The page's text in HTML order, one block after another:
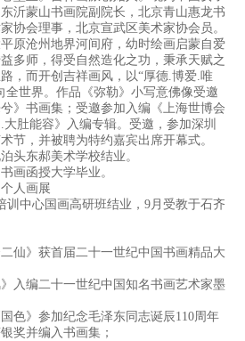
沂蒙山书画院副院长，北京青山惠龙书
协会理事，北京宣武区美术家协会员。
沧州地界河间府，幼时绘画启蒙自爱
多师，得受自然造化之功，秉承天赋之
，而开创吉祥画风，以“厚德.博爱.唯
全世界。作品《弥勒》小写意佛像受邀
》书画集；受邀参加入编《上海世博会
肚能容》入编专辑。受邀，参加深圳
节，并被聘为特约嘉宾出席开幕式。
东郝美术学校结业。
函授大学毕业。
人画展
中心国画高研班结业，9月受教于石齐
》获首届二十一世纪中国书画精品大
编二十一世纪中国知名书画艺术家墨
》参加纪念毛泽东同志诞辰110周年
奖并编入书画集；